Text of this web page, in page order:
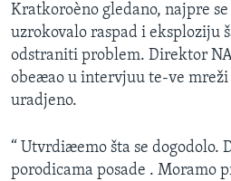
pretraguEKONOMIJA
NAUKA I TEHNOLOGIJA
MEDICINA
KULTURA
DRUŠTVO
SPORT
PRATITE NAS
Jezici
Kratkoroèno gledano, najpre
uzrokovalo raspad i eksploziju
odstraniti problem. Direktor
obeæao u intervjuu te-ve
uradjeno.
“ Utvrdiæemo šta se dogodolo.
porodicama posade . Moramo